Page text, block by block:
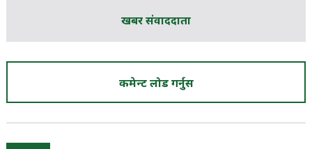
खबर संवाददाता
कमेन्ट लोड गर्नुस